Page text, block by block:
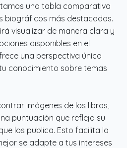
una tabla comparativa
biográficos más destacados.
visualizar de manera clara y
disponibles en el
una perspectiva única
conocimiento sobre temas
imágenes de los libros,
puntuación que refleja su
los publica. Esto facilita la
se adapte a tus intereses